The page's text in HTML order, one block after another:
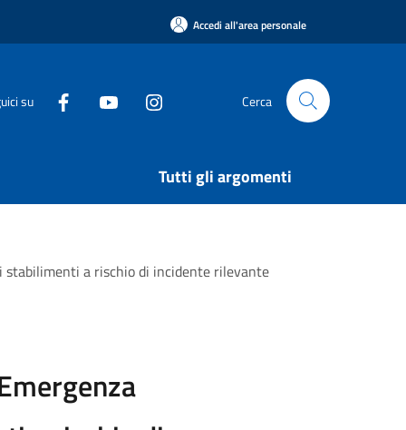
Accedi all'area personale
su Cerca
Tutti gli argomenti
stabilimenti a rischio di incidente rilevante